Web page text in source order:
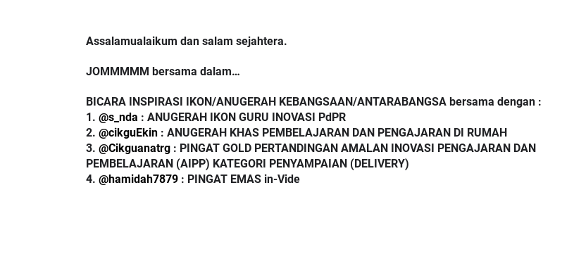
Assalamualaikum dan salam sejahtera.
JOMMMMM bersama dalam…
BICARA INSPIRASI IKON/ANUGERAH KEBANGSAAN/ANTARABANGSA bersama dengan :
1. @s_nda : ANUGERAH IKON GURU INOVASI PdPR
2. @cikguEkin : ANUGERAH KHAS PEMBELAJARAN DAN PENGAJARAN DI RUMAH
3. @Cikguanatrg : PINGAT GOLD PERTANDINGAN AMALAN INOVASI PENGAJARAN DAN
PEMBELAJARAN (AIPP) KATEGORI PENYAMPAIAN (DELIVERY)
4. @hamidah7879 : PINGAT EMAS in-Vide